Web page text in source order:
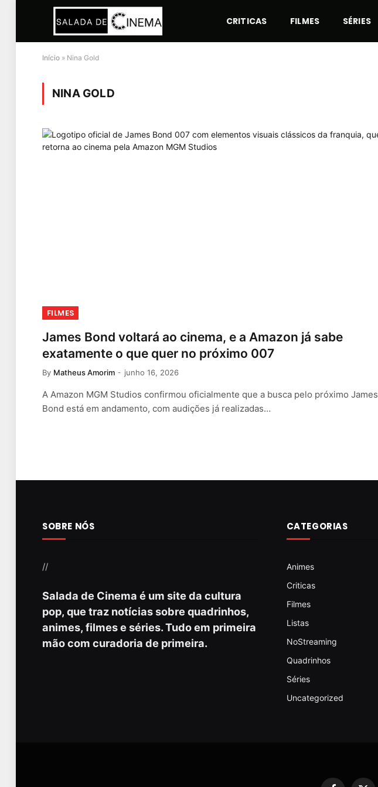
CRITICAS FILMES SÉRIES
Início » Nina Gold
NINA GOLD
FILMES
James Bond voltará ao cinema, e a Amazon já sabe
exatamente o que quer no próximo 007
By Matheus Amorim junho 16, 2026
A Amazon MGM Studios confirmou oficialmente que a busca pelo próximo James
Bond está em andamento, com audições já realizadas…
SOBRE NÓS
//
Salada de Cinema é um site da cultura
pop, que traz notícias sobre quadrinhos,
animes, filmes e séries. Tudo em primeira
mão com curadoria de primeira.
CATEGORIAS
Animes
Criticas
Filmes
Listas
NoStreaming
Quadrinhos
Séries
Uncategorized